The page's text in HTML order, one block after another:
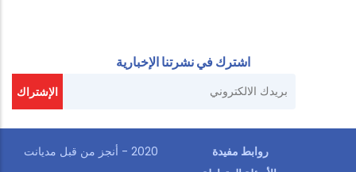
اشترك في نشرتنا الإخبارية
2020 - أنجز من قبل مديانت
روابط مفيدة